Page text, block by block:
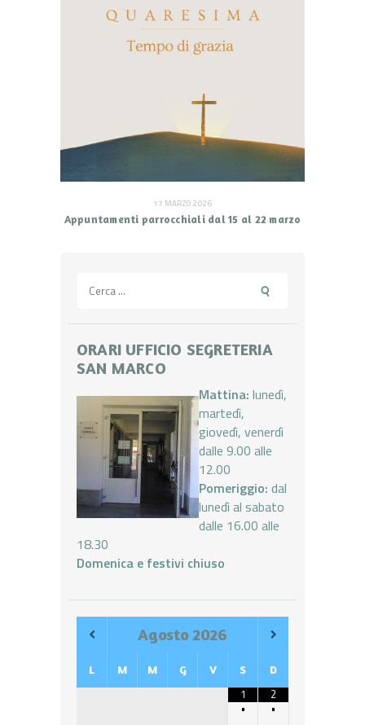
17 MARZO 2026
Appuntamenti parrocchiali dal 15 al 22 marzo
per:
ORARI UFFICIO SEGRETERIA
SAN MARCO
Mattina: lunedì,
martedì,
giovedì, venerdì
dalle 9.00 alle
12.00
Pomeriggio: dal
lunedì al sabato
dalle 16.00 alle
18.30
Domenica e festivi chiuso
Agosto 2026
L M M G V S D
1
•
2
•